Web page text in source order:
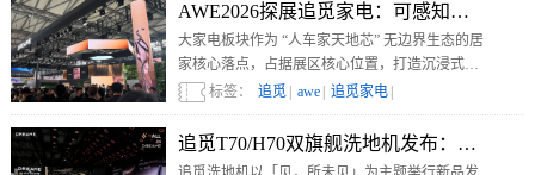
AWE2026探展追觅家电：可感知、可互动
大家电板块作为 “人车家天地芯” 无边界生态的居
家核心落点，占据展区核心位置，打造沉浸式全
屋智能生活体验场。
标签： 追觅 awe 追觅家电
追觅T70/H70双旗舰洗地机发布：开启“无